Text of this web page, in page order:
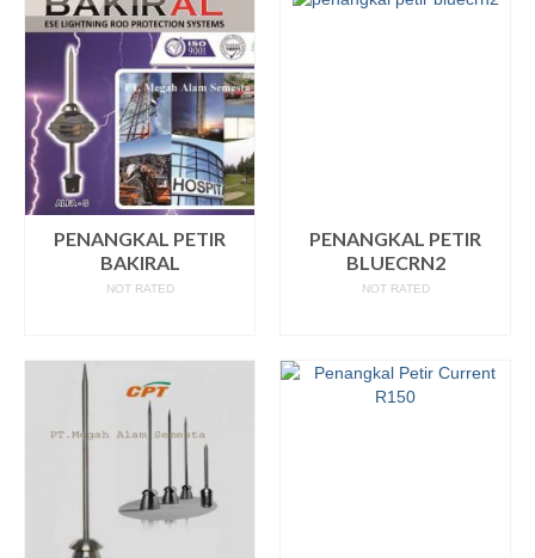
PENANGKAL PETIR
BAKIRAL
NOT RATED
PENANGKAL PETIR
BLUECRN2
NOT RATED